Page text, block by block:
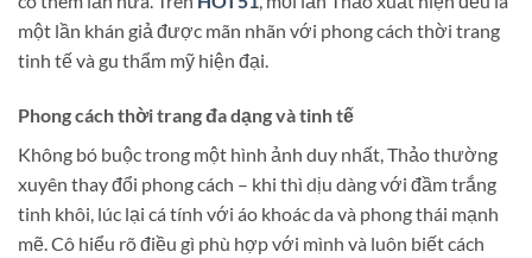
một lần khán giả được mãn nhãn với phong cách thời trang
tinh tế và gu thẩm mỹ hiện đại.
Phong cách thời trang đa dạng và tinh tế
Không bó buộc trong một hình ảnh duy nhất, Thảo thường
xuyên thay đổi phong cách – khi thì dịu dàng với đầm trắng
tinh khôi, lúc lại cá tính với áo khoác da và phong thái mạnh
mẽ. Cô hiểu rõ điều gì phù hợp với mình và luôn biết cách